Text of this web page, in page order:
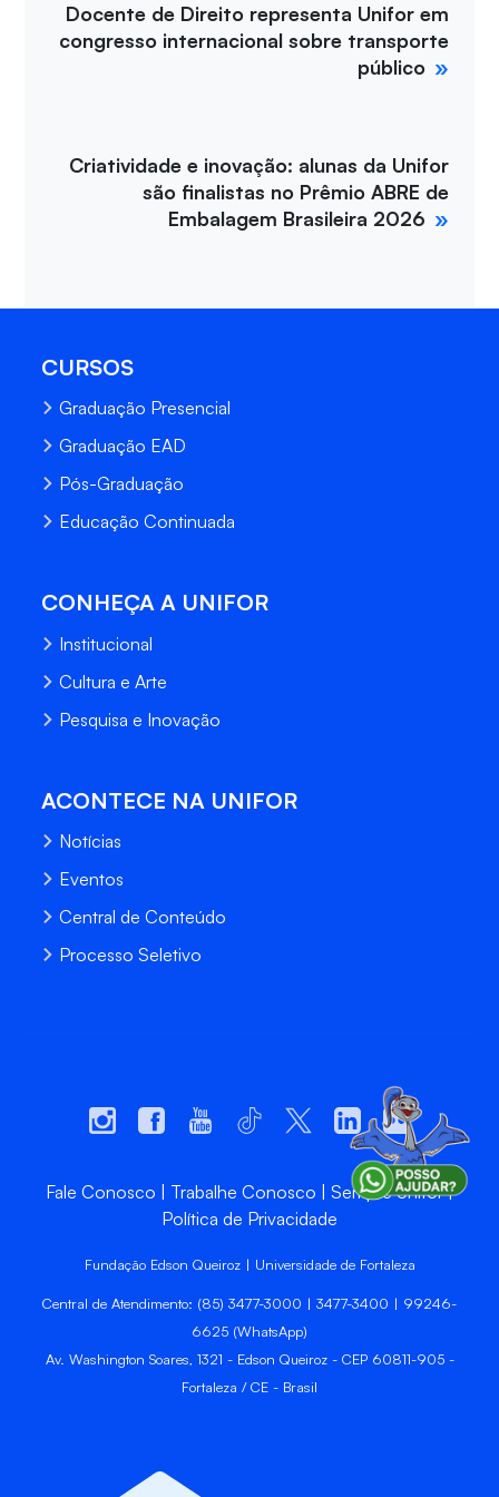
Docente de Direito representa Unifor em
congresso internacional sobre transporte
público
Criatividade e inovação: alunas da Unifor
são finalistas no Prêmio ABRE de
Embalagem Brasileira 2026
CURSOS
Graduação Presencial
Graduação EAD
Pós-Graduação
Educação Continuada
CONHEÇA A UNIFOR
Institucional
Cultura e Arte
Pesquisa e Inovação
ACONTECE NA UNIFOR
Notícias
Eventos
Central de Conteúdo
Processo Seletivo
Fale Conosco Trabalhe Conosco
Sempre Unifor
Política de Privacidade
Fundação Edson Queiroz | Universidade de Fortaleza
Central de Atendimento: (85) 3477-3000 | 3477-3400 | 99246-
6625 (WhatsApp)
Av. Washington Soares, 1321 - Edson Queiroz - CEP 60811-905 -
Fortaleza / CE - Brasil